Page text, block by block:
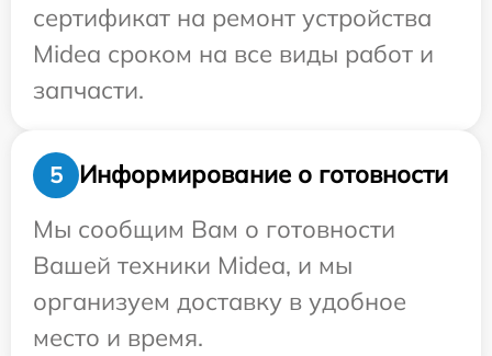
сертификат на ремонт устройства
Midea сроком на все виды работ и
запчасти.
5
Информирование о готовности
Мы сообщим Вам о готовности
Вашей техники Midea, и мы
организуем доставку в удобное
место и время.